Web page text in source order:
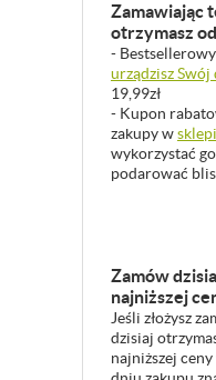
Zamawiając
otrzymasz
-
urządzisz Swój
19,99zł
- Kupon
zakupy w
wykorzystać
podarować
Zamów
najniższej
Jeśli złożysz
dzisiaj
najniższej